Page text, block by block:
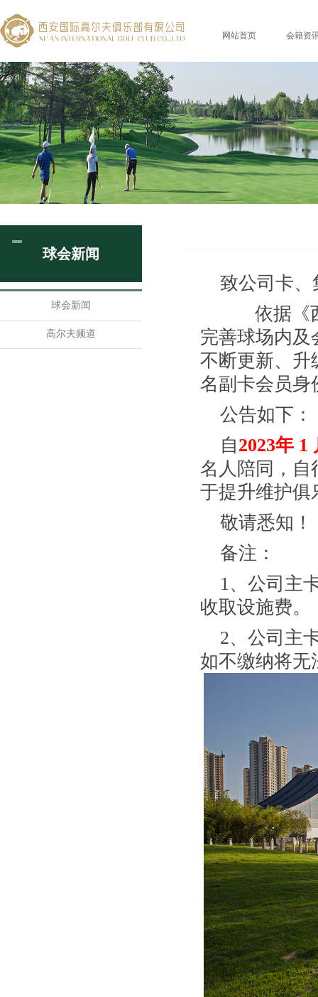
网站首页 会籍资
球会新闻
球会新闻
高尔夫频道
致公司卡
依据《西
完善球场内及
不断更新、升
名副卡会员身
公告如下：
自2023年 1
名人陪同，自
于提升维护俱
敬请悉知！
备注：
1、公司主
收取设施费。
2、公司主
如不缴纳将无